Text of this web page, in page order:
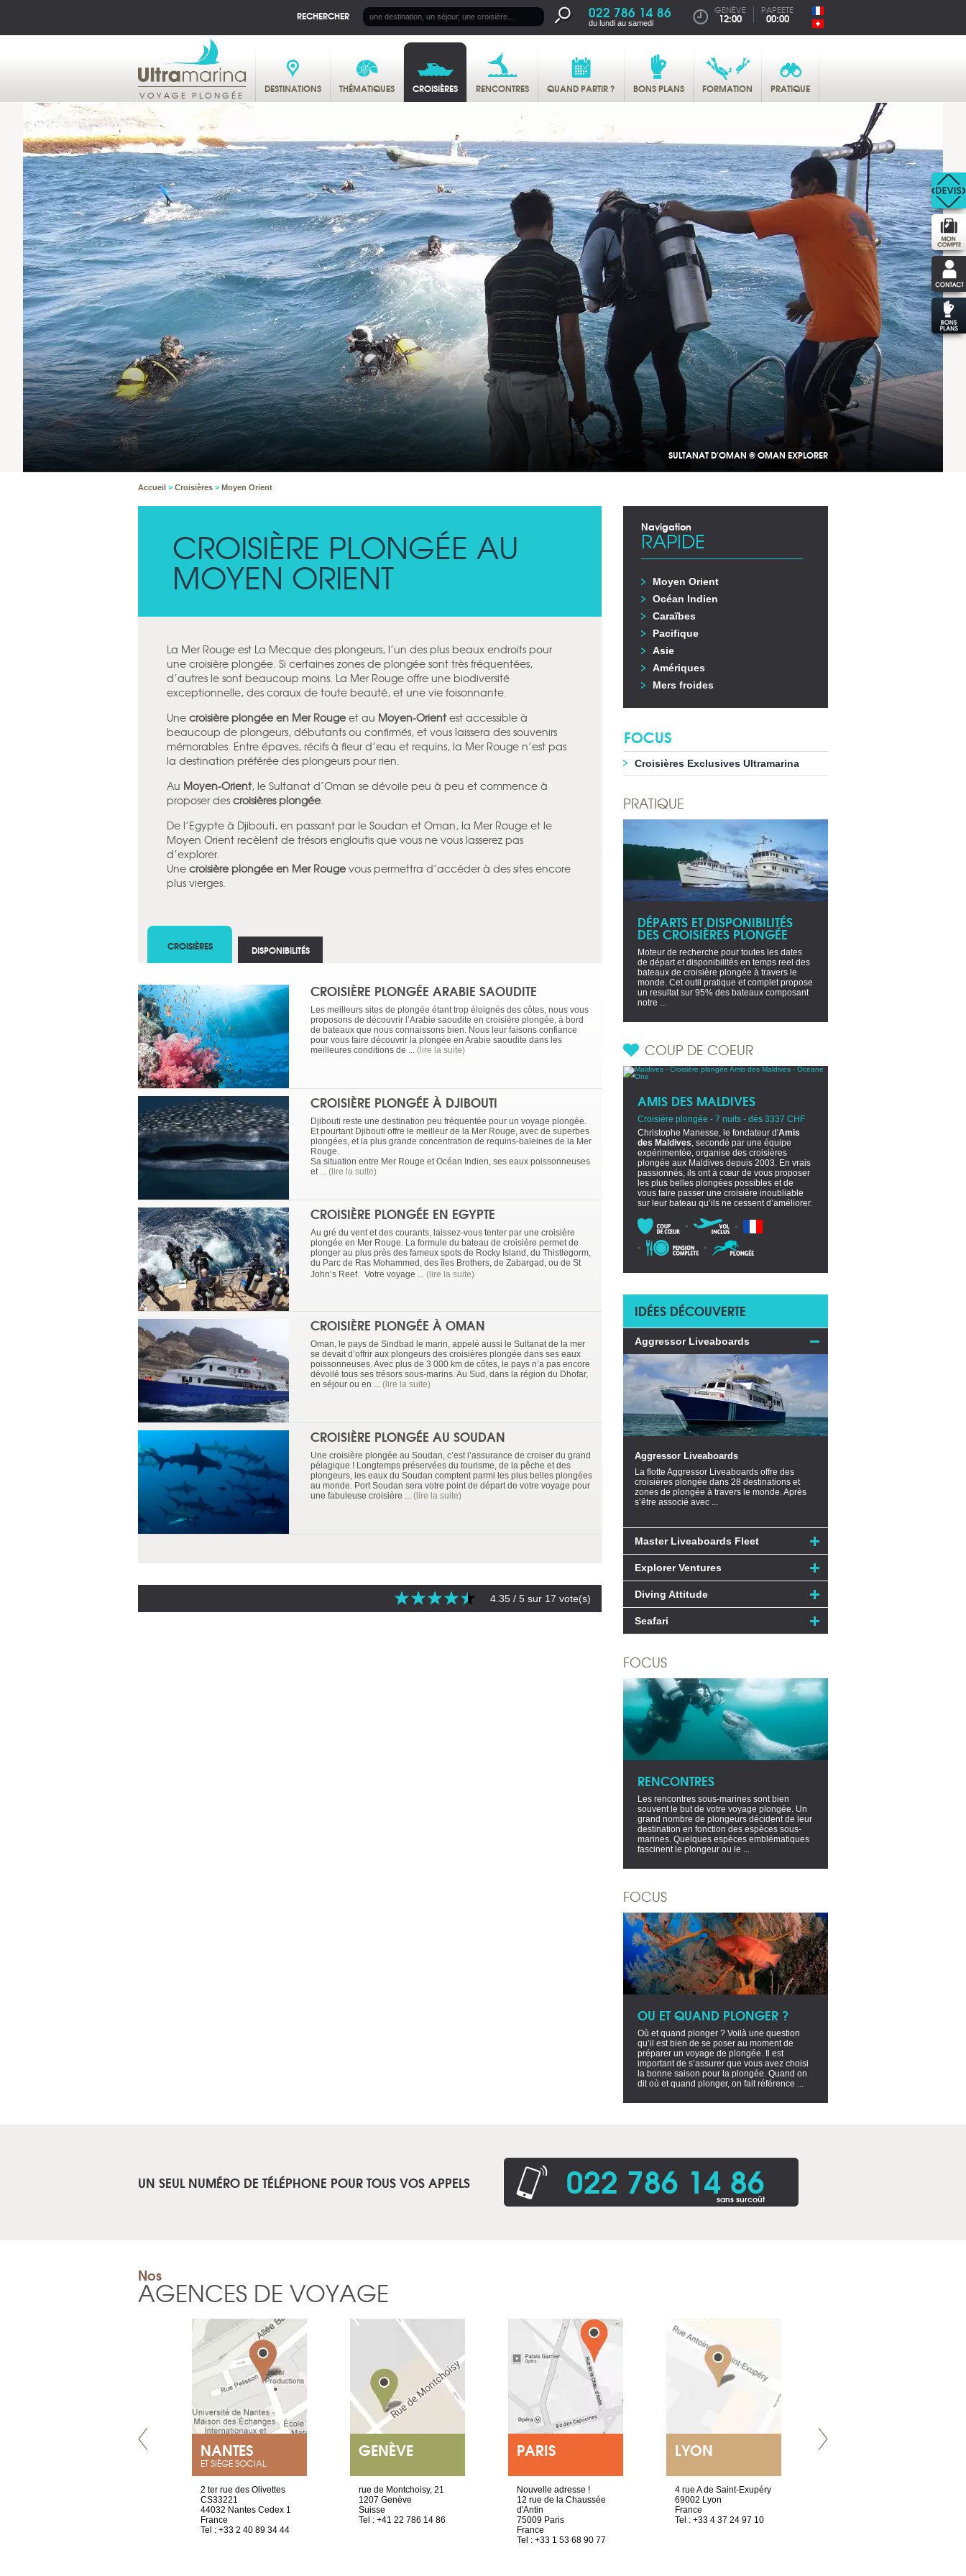
RECHERCHER 022 786 14 86
du lundi au samedi
GENÈVE
12:00
PAPEETE
00:00
VOYAGE PLONGÉE DESTINATIONS THÉMATIQUES CROISIÈRES RENCONTRES QUAND PARTIR ? BONS PLANS FORMATION PRATIQUE
SULTANAT D'OMAN © OMAN EXPLORER
Accueil > Croisières > Moyen Orient
CROISIÈRE PLONGÉE AU
MOYEN ORIENT
La Mer Rouge est La Mecque des plongeurs, l’un des plus beaux endroits pour
une croisière plongée. Si certaines zones de plongée sont très fréquentées,
d’autres le sont beaucoup moins. La Mer Rouge offre une biodiversité
exceptionnelle, des coraux de toute beauté, et une vie foisonnante.
Une croisière plongée en Mer Rouge et au Moyen-Orient est accessible à
beaucoup de plongeurs, débutants ou confirmés, et vous laissera des souvenirs
mémorables. Entre épaves, récifs à fleur d’eau et requins, la Mer Rouge n’est pas
la destination préférée des plongeurs pour rien.
Au Moyen-Orient, le Sultanat d’Oman se dévoile peu à peu et commence à
proposer des croisières plongée.
De l’Egypte à Djibouti, en passant par le Soudan et Oman, la Mer Rouge et le
Moyen Orient recèlent de trésors engloutis que vous ne vous lasserez pas
d’explorer.
Une croisière plongée en Mer Rouge vous permettra d’accéder à des sites encore
plus vierges.
CROISIÈRES
CROISIÈRE PLONGÉE ARABIE SAOUDITE
Les meilleurs sites de plongée étant trop éloignés des côtes, nous vous
proposons de découvrir l’Arabie saoudite en croisière plongée, à bord
de bateaux que nous connaissons bien. Nous leur faisons confiance
pour vous faire découvrir la plongée en Arabie saoudite dans les
meilleures conditions de ... (lire la suite)
CROISIÈRE PLONGÉE À DJIBOUTI
Djibouti reste une destination peu fréquentée pour un voyage plongée.
Et pourtant Djibouti offre le meilleur de la Mer Rouge, avec de superbes
plongées, et la plus grande concentration de requins-baleines de la Mer
Rouge.
Sa situation entre Mer Rouge et Océan Indien, ses eaux poissonneuses
et ... (lire la suite)
CROISIÈRE PLONGÉE EN EGYPTE
Au gré du vent et des courants, laissez-vous tenter par une croisière
plongée en Mer Rouge. La formule du bateau de croisière permet de
plonger au plus près des fameux spots de Rocky Island, du Thistlegorm,
du Parc de Ras Mohammed, des îles Brothers, de Zabargad, ou de St
John’s Reef. Votre voyage ... (lire la suite)
CROISIÈRE PLONGÉE À OMAN
Oman, le pays de Sindbad le marin, appelé aussi le Sultanat de la mer
se devait d’offrir aux plongeurs des croisières plongée dans ses eaux
poissonneuses. Avec plus de 3 000 km de côtes, le pays n’a pas encore
dévoilé tous ses trésors sous-marins. Au Sud, dans la région du Dhofar,
en séjour ou en ... (lire la suite)
CROISIÈRE PLONGÉE AU SOUDAN
Une croisière plongée au Soudan, c’est l’assurance de croiser du grand
pélagique ! Longtemps préservées du tourisme, de la pêche et des
plongeurs, les eaux du Soudan comptent parmi les plus belles plongées
au monde. Port Soudan sera votre point de départ de votre voyage pour
une fabuleuse croisière ... (lire la suite)
DISPONIBILITÉS
4.35 / 5 sur 17 vote(s)
Navigation
RAPIDE
Moyen Orient
Océan Indien
Caraïbes
Pacifique
Asie
Amériques
Mers froides
FOCUS
Croisières Exclusives Ultramarina
PRATIQUE
DÉPARTS ET DISPONIBILITÉS
DES CROISIÈRES PLONGÉE
Moteur de recherche pour toutes les dates
de départ et disponibilités en temps reel des
bateaux de croisière plongée à travers le
monde. Cet outil pratique et complet propose
un resultat sur 95% des bateaux composant
notre ...
COUP DE COEUR
AMIS DES MALDIVES
Croisière plongée - 7 nuits - dès 3337 CHF
Christophe Manesse, le fondateur d'Amis
des Maldives, secondé par une équipe
expérimentée, organise des croisières
plongée aux Maldives depuis 2003. En vrais
passionnés, ils ont à cœur de vous proposer
les plus belles plongées possibles et de
vous faire passer une croisière inoubliable
sur leur bateau qu’ils ne cessent d’améliorer.
IDÉES DÉCOUVERTE
Aggressor Liveaboards
Aggressor Liveaboards
La flotte Aggressor Liveaboards offre des
croisières plongée dans 28 destinations et
zones de plongée à travers le monde. Après
s’être associé avec ...
Master Liveaboards Fleet
Explorer Ventures
Diving Attitude
Seafari
FOCUS
RENCONTRES
Les rencontres sous-marines sont bien
souvent le but de votre voyage plongée. Un
grand nombre de plongeurs décident de leur
destination en fonction des espèces sous-
marines. Quelques espèces emblématiques
fascinent le plongeur ou le ...
FOCUS
OU ET QUAND PLONGER ?
Où et quand plonger ? Voilà une question
qu’il est bien de se poser au moment de
préparer un voyage de plongée. Il est
important de s’assurer que vous avez choisi
la bonne saison pour la plongée. Quand on
dit où et quand plonger, on fait référence ...
UN SEUL NUMÉRO DE TÉLÉPHONE POUR TOUS VOS APPELS 022 786 14 86
sans surcoût
Nos
AGENCES DE VOYAGE
NANTES
ET SIÈGE SOCIAL
2 ter rue des Olivettes
CS33221
44032 Nantes Cedex 1
France
Tel : +33 2 40 89 34 44
GENÈVE
rue de Montchoisy, 21
1207 Genève
Suisse
Tel : +41 22 786 14 86
PARIS
Nouvelle adresse !
12 rue de la Chaussée
d'Antin
75009 Paris
France
Tel : +33 1 53 68 90 77
LYON
4 rue A de Saint-Exupéry
69002 Lyon
France
Tel : +33 4 37 24 97 10